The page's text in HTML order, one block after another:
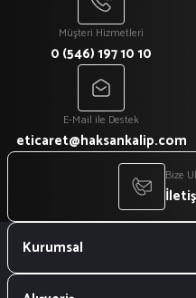
Müşteri Hizmetleri
0 (546) 197 10 10
E-Mail ile Destek
eticaret@haksankalip.com
Bize
Kurumsal